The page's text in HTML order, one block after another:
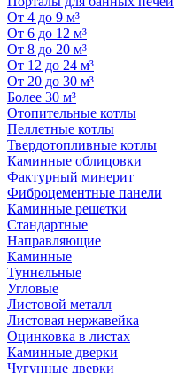
От 4 до 9 м³
От 6 до 12 м³
От 8 до 20 м³
От 12 до 24 м³
От 20 до 30 м³
Более 30 м³
Отопительные котлы
Пеллетные котлы
Твердотопливные котлы
Каминные облицовки
Фактурный минерит
Фиброцементные панели
Каминные решетки
Стандартные
Направляющие
Каминные
Туннельные
Угловые
Листовой металл
Листовая нержавейка
Оцинковка в листах
Каминные дверки
Чугунные дверки